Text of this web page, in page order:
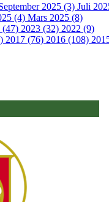
2025 (3) Juli
(4) Mars 2025 (8)
(47) 2023 (32) 2022 (9)
2017 (76) 2016 (108)